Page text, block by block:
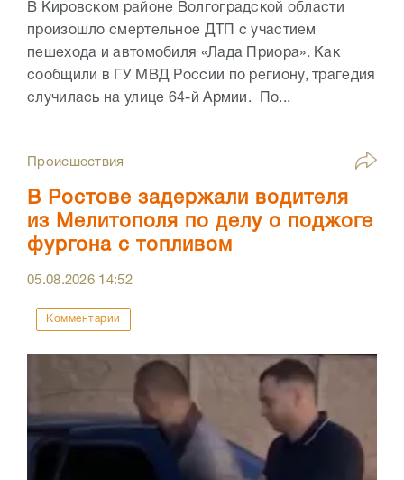
В Кировском районе Волгоградской области
произошло смертельное ДТП с участием
пешехода и автомобиля «Лада Приора». Как
сообщили в ГУ МВД России по региону, трагедия
случилась на улице 64-й Армии. По...
Происшествия
В Ростове задержали водителя
из Мелитополя по делу о поджоге
фургона с топливом
05.08.2026 14:52
Комментарии